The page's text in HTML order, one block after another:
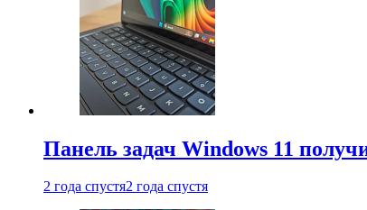
Панель задач Windows 11
2 года спустя2 года спустя